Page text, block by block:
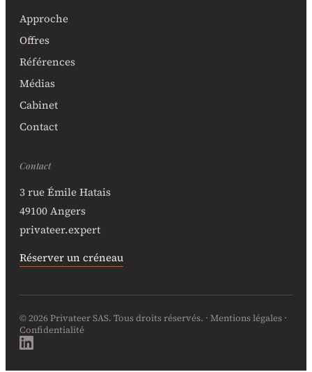
Approche
Offres
Références
Médias
Cabinet
Contact
Contact
3 rue Émile Hatais
49100 Angers
privateer.expert
Réserver un créneau
© 2026 Privateer SAS. Tous droits réservés. · Mentions légales ·
Confidentialité